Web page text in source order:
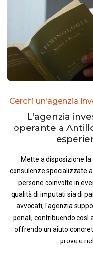
Cerchi un'agenzia
L'agenzia
operante a
Mette a disposizione
consulenze specializzate
persone coinvolte in
qualità di imputati sia di
avvocati, l'agenzia
penali, contribuendo così
offrendo un aiuto
prove e